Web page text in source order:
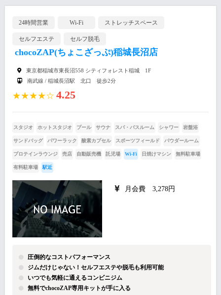
24時間営業 Wi-Fi ストレッチスペース
セルフエステ セルフ脱毛
chocoZAP(ちょこざっぷ)稲城長沼店
東京都稲城市東長沼558 シティフォレスト稲城 1F
南武線 / 稲城長沼駅 北口 徒歩2分
★★★★☆ 4.25
スタジオ ホットスタジオ プール サウナ スパ・バスルーム シャワー 岩盤浴
サンドバッグ パワーラック 酸素カプセル スポーツフィールド パウダールーム
プロテインラウンジ 売店 自動販売機 託児場 Wi-Fi 日焼けマシン 無料駐車場
有料駐車場 駅近
月会費 3,278円
圧倒的なコストパフォーマンス
ジムだけじゃない！セルフエステや脱毛も利用可能
いつでも気軽に通えるコンビニジム
無料でchocoZAP専用キットが手に入る